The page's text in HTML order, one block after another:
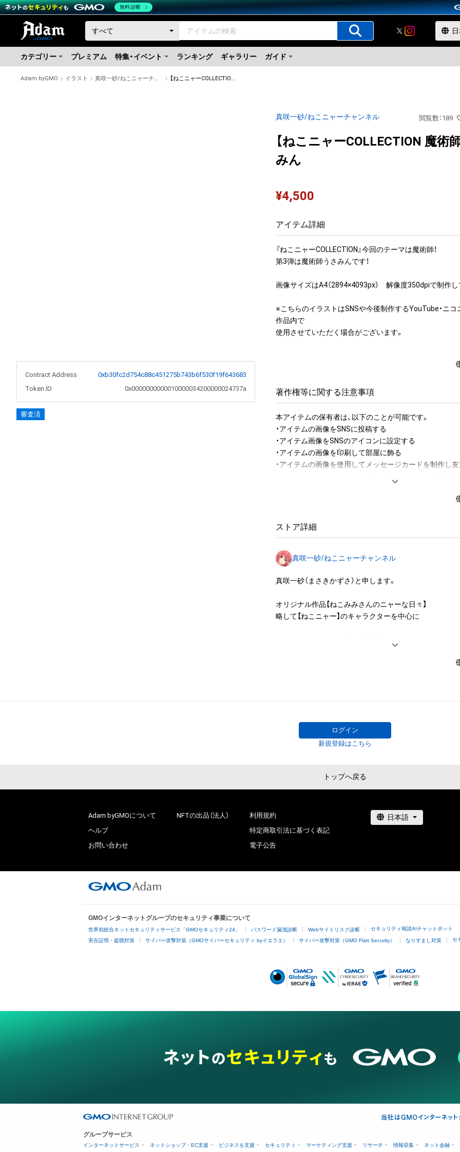
カテゴリー プレミアム 特集・イベント ランキング ギャラリー ガイド
Adam byGMO イラスト 真咲一砂/ねこニャーチャンネル 【ねこニャーCOLLECTION 魔術師】 #3うさみん
Contract Address
0xb30fc2d754c88c451275b743b6f530f19f643683
Token ID
0x0000000000010000034200000024737a
審査済
真咲一砂/ねこニャーチャンネル 閲覧数 ： 189
【ねこニャーCOLLECTION 魔術
みん
¥4,500
アイテム詳細
『ねこニャーCOLLECTION』今回のテーマは魔術師！
第3弾は魔術師うさみんです！
画像サイズはA4（2894×4093px）　解像度350dpiで制作し
※こちらのイラストはSNSや今後制作するYouTube・ニコ
作品内で
使用させていただく場合がございます。
著作権等に関する注意事項
本アイテムの保有者は、以下のことが可能です。
・アイテムの画像をSNSに投稿する
・アイテム画像をSNSのアイコンに設定する
・アイテムの画像を印刷して部屋に飾る
・アイテムの画像を使用してメッセージカードを制作し
アイテムに関する注意事項
用新案権、商標権、意匠権その他の知的財産権(それらの
は、本アイテムの著作権を有する方、著作隣接権の権利者
有していたとしても、本アイテムに関する創作物にかかる
することを意味しません。
を受けている者からの事前の同意なしに、上記の「本アイ
(改変、公開、配布、逆コンパイル、リバースエンジニアリ
このアイテムに関するお問い合わせ先
ストア詳細
真咲一砂/ねこニャーチャンネル
真咲一砂（まさきかずさ）と申します。
オリジナル作品【ねこみみさんのニャーな日々】
略して【ねこニャー】のキャラクターを中心に
ログイン
新規登録はこちら
トップへ戻る
Adam byGMOについて
ヘルプ
お問い合わせ
NFTの出品（法人）
利用規約
特定商取引法に基づく表記
電子公告
GMOインターネットグループのセキュリティ事業について
世界初総合ネットセキュリティサービス「GMOセキュリティ24」 パスワード漏洩診断 Webサイトリスク診断 セキュリティ相談AIチャットボット
実在証明・盗聴対策 サイバー攻撃対策（GMOサイバーセキュリティ byイエラエ） サイバー攻撃対策（GMO Flatt Security） なりすまし対策 セ
グループサービス
インターネットサービス ネットショップ・EC支援 ビジネスを支援 セキュリティ マーケティング支援 リサーチ 情報収集 ネット金融
無料診断